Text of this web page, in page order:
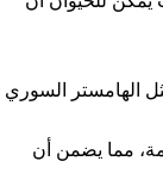
الهامستر السوري
مما يضمن أن